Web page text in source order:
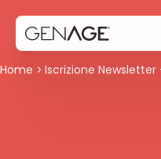
Home Iscrizione Newsletter